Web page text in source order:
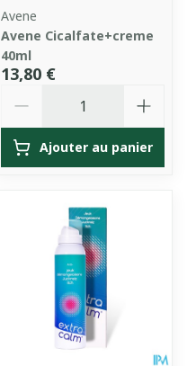
Avene
Avene Cicalfate+creme
40ml
13,80 €
Ajouter au panier